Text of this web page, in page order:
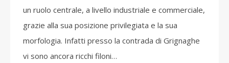
un ruolo centrale, a livello industriale e commerciale,
grazie alla sua posizione privilegiata e la sua
morfologia. Infatti presso la contrada di Grignaghe
vi sono ancora ricchi filoni…